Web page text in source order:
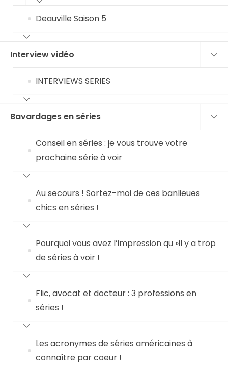
Deauville Saison 5
Interview vidéo
INTERVIEWS SERIES
Bavardages en séries
Conseil en séries : je vous trouve votre
prochaine série à voir
Au secours ! Sortez-moi de ces banlieues
chics en séries !
Pourquoi vous avez l’impression qu »il y a trop
de séries à voir !
Flic, avocat et docteur : 3 professions en
séries !
Les acronymes de séries américaines à
connaître par coeur !